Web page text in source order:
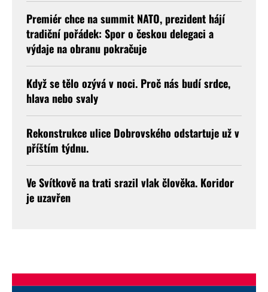
Premiér chce na summit NATO, prezident hájí
tradiční pořádek: Spor o českou delegaci a
výdaje na obranu pokračuje
Když se tělo ozývá v noci. Proč nás budí srdce,
hlava nebo svaly
Rekonstrukce ulice Dobrovského odstartuje už v
příštím týdnu.
Ve Svítkově na trati srazil vlak člověka. Koridor
je uzavřen